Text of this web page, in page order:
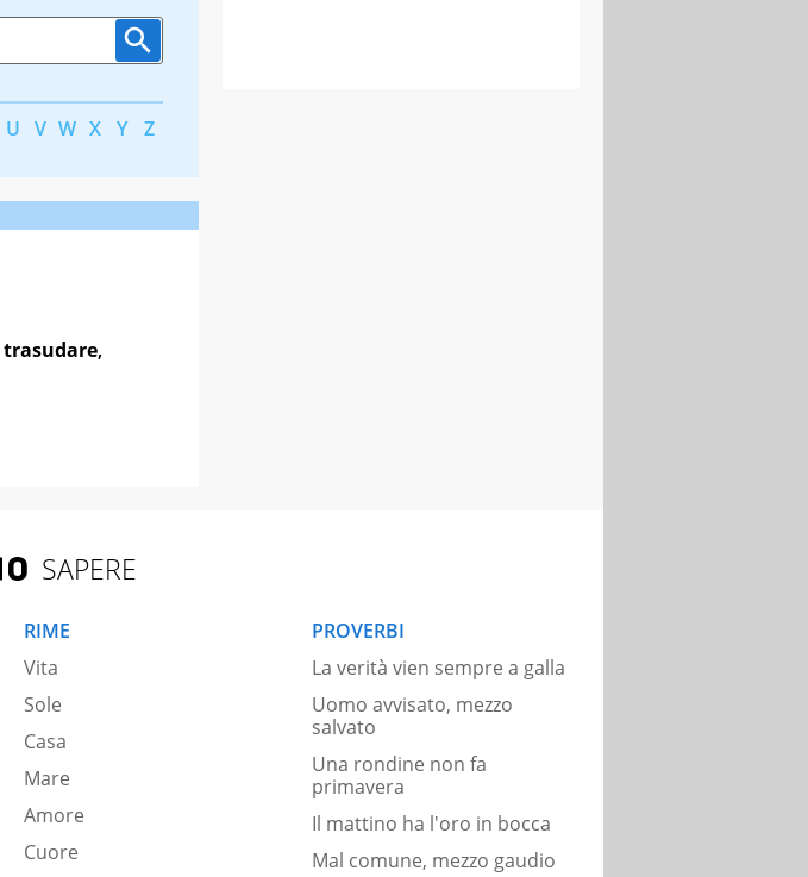
U V W X Y Z
trasudare,
SAPERE
RIME
Vita
Sole
Casa
Mare
Amore
Cuore
PROVERBI
La verità vien sempre a galla
Uomo avvisato, mezzo
salvato
Una rondine non fa
primavera
Il mattino ha l'oro in bocca
Mal comune, mezzo gaudio